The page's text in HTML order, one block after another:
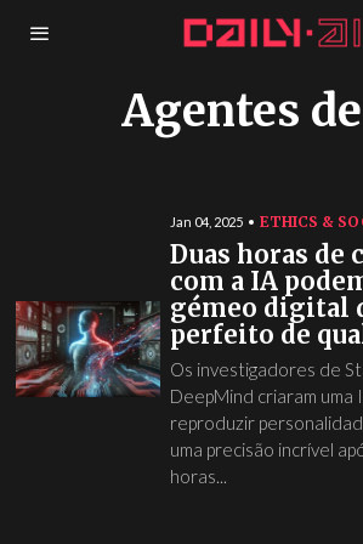
Agentes
Jan 04, 2025 ETHICS &
Duas horas de
com a IA
gémeo digital
perfeito de
Os investigadores de
DeepMind criaram uma
reproduzir
uma precisão incrível
horas...